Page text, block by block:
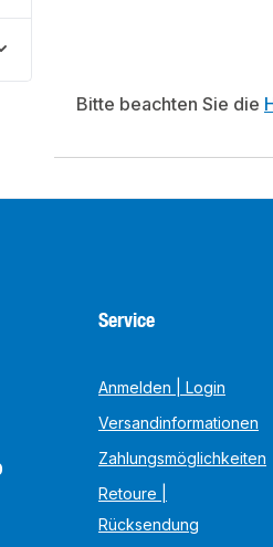
Bitte beachten Sie die
Service
Anmelden | Login
Versandinformationen
Zahlungsmöglichkeiten
Retoure |
Rücksendung